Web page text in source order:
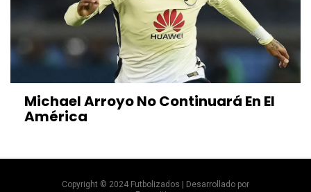
Michael Arroyo No Continuará En El
América
Copyright © 2024 Futbolizados | Desarrollado por